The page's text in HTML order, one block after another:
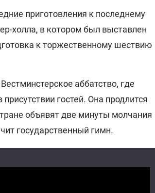
приготовления к последнему
холла, в котором был выставлен
к торжественному шествию
аббатство, где
гостей. Она продлится
объявят две минуты молчания
государственный гимн.